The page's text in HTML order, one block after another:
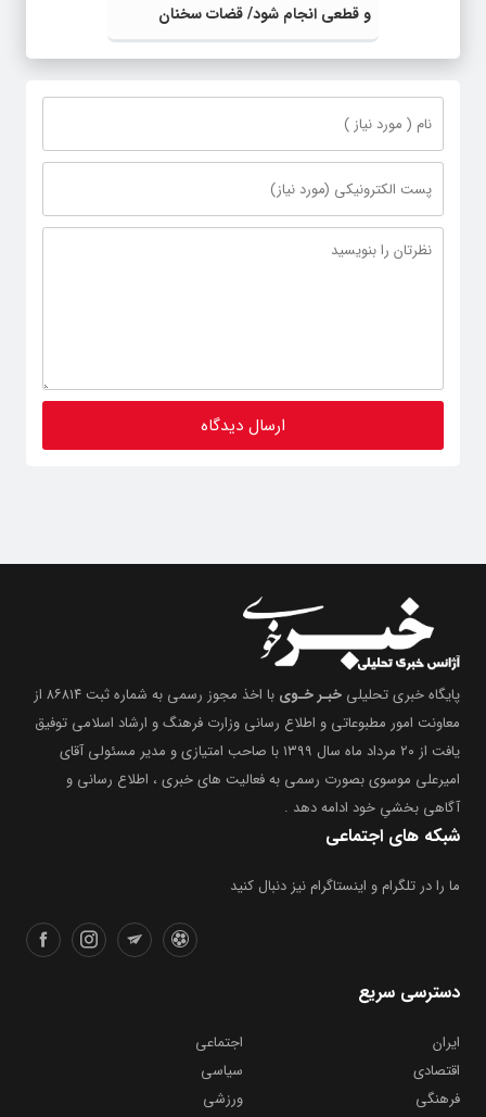
و قطعی انجام شود/ قضات سخنان
اصحاب دعوا را با سعه صدر استماع کنند
پایگاه خبری تحلیلی خبـر خـوی
با اخذ مجوز رسمی به شماره ثبت ۸۶۸۱۴ از
معاونت امور مطبوعاتی و اطلاع رسانی وزارت فرهنگ و ارشاد اسلامی توفیق
یافت از ۲۰ مرداد ماه سال ۱۳۹۹ با صاحب امتیازی و مدیر مسئولی آقای
امیرعلی موسوی بصورت رسمی به فعالیت های خبری ، اطلاع رسانی و
آگاهی بخشیِ خود ادامه دهد .
شبکه های اجتماعی
ما را در تلگرام و اینستاگرام نیز دنبال کنید
دسترسی سریع
ایران
اجتماعی
اقتصادی
سیاسی
فرهنگی
ورزشی